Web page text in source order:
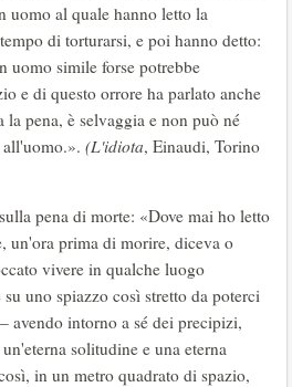
uomo al quale hanno letto la
di torturarsi, e poi hanno detto:
uomo simile forse potrebbe
e di questo orrore ha parlato anche
pena, è selvaggia e non può né
all'uomo.». (L'idiota, Einaudi, Torino
sulla pena di morte: «Dove mai ho letto
un'ora prima di morire, diceva o
vivere in qualche luogo
uno spiazzo così stretto da poterci
avendo intorno a sé dei precipizi,
solitudine e una eterna
in un metro quadrato di spazio,